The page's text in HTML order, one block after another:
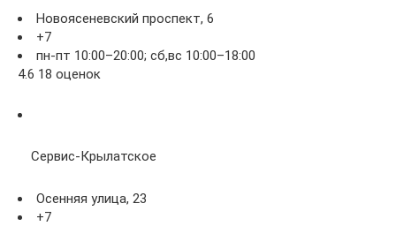
Новоясеневский проспект, 6
+7
пн-пт 10:00–20:00; сб,вс 10:00–18:00
4.6 18 оценок
Сервис-Крылатское
Осенняя улица, 23
+7